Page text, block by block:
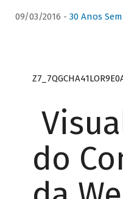
09/03/2016 - 30 Anos
do